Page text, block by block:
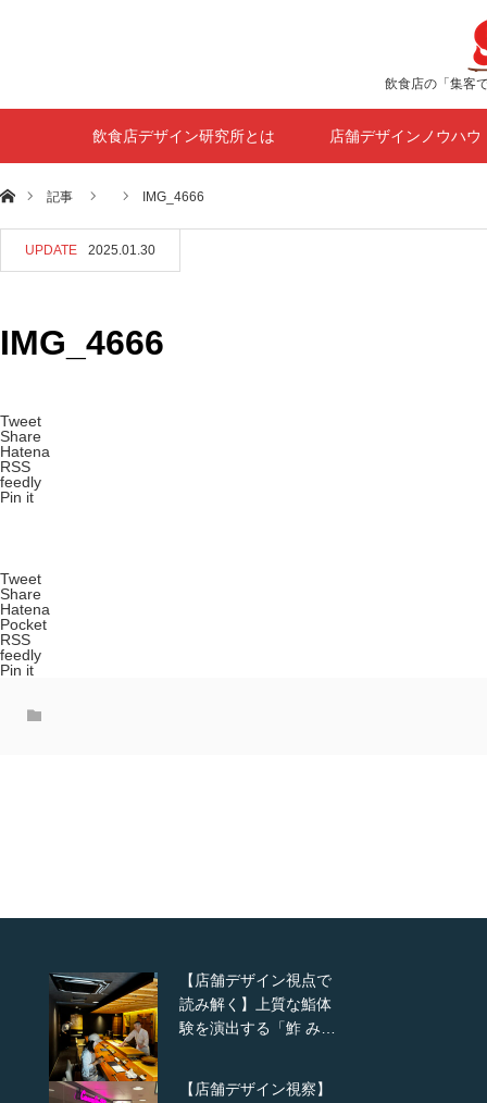
飲食店の「集客
飲食店デザイン研究所とは 店舗デザインノウハウ
ホーム記事 IMG_4666
UPDATE 2025.01.30
IMG_4666
Tweet
Share
Hatena
RSS
feedly
Pin it
Tweet
Share
Hatena
Pocket
RSS
feedly
Pin it
【店舗デザイン視点で
読み解く】上質な鮨体
験を演出する「鮓 み…
【店舗デザイン視察】